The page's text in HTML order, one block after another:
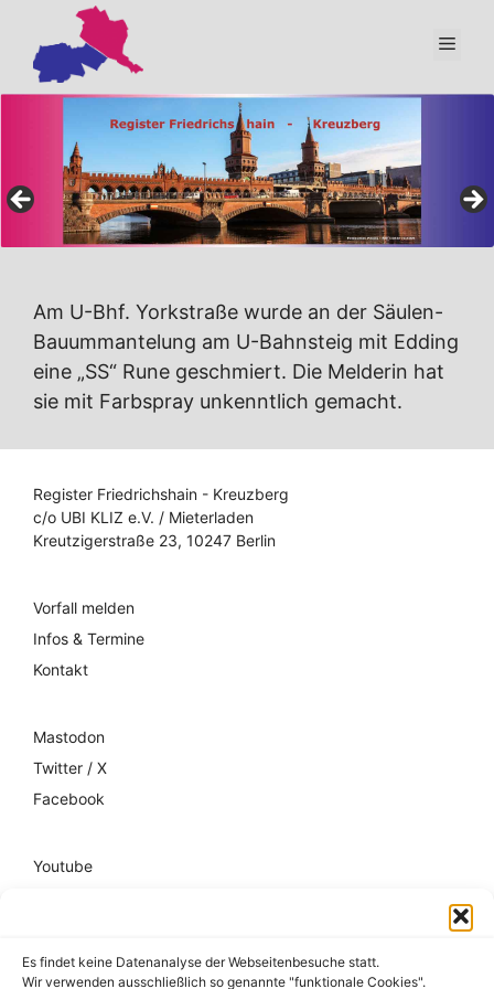
Es findet keine Datenanalyse der Webseitenbesuche statt.
Wir verwenden ausschließlich so genannte "funktionale Cookies".
Inhalt
springen
Am U-Bhf. Yorkstraße wurde an der Säulen-
Bauummantelung am U-Bahnsteig mit Edding
eine „SS“ Rune geschmiert. Die Melderin hat
sie mit Farbspray unkenntlich gemacht.
Register Friedrichshain - Kreuzberg
c/o UBI KLIZ e.V. / Mieterladen
Kreutzigerstraße 23, 10247 Berlin
Vorfall melden
Infos & Termine
Kontakt
Mastodon
Twitter / X
Facebook
Youtube